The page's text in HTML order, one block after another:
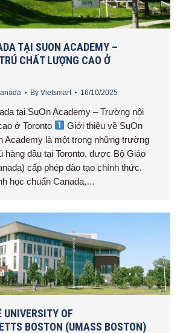
TẠI SUON ACADEMY –
CHẤT LƯỢNG CAO Ở
By Vietsmart 16/10/2025
tại SuOn Academy – Trường nội
ở Toronto
Giới thiệu về SuOn
Academy là một trong những trường
hàng đầu tại Toronto, được Bộ Giáo
cấp phép đào tạo chính thức.
học chuẩn Canada,…
UNIVERSITY OF
BOSTON (UMASS BOSTON)